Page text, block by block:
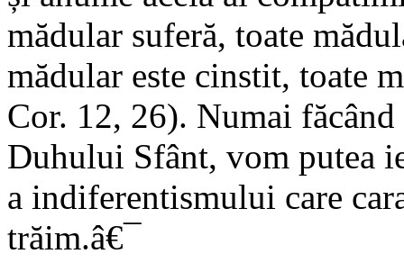
mădular suferă, toate
mădular este cinstit, toate
Cor. 12, 26). Numai
Duhului Sfânt, vom putea
a indiferentismului care
trăim.â€¯